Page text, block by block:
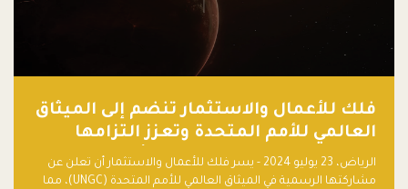
فلك للأعمال والاستثمار تنضم إلى الميثاق
العالمي للأمم المتحدة وتعزز التزامها
بالاستدامة مع مسرعة فلاقشِب: تقنيات
المناخ
الرياض، 23 يوليو 2024 - يسر فلك للأعمال والاستثمار أن تعلن عن
مشاركتها الرسمية في الميثاق العالمي للأمم المتحدة (UNGC)، مما